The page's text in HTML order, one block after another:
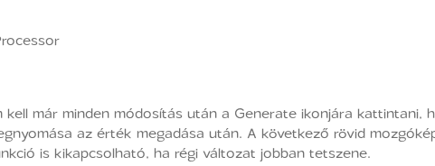
kell már minden módosítás után a Generate ikonjára
az érték megadása után. A következő rövid
is kikapcsolható, ha régi változat jobban tetszene.